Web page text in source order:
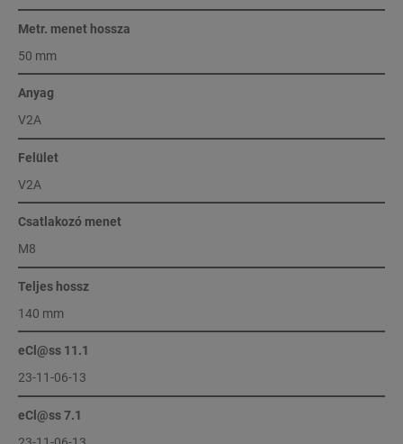
Metr. menet hossza
50 mm
Anyag
V2A
Felület
V2A
Csatlakozó menet
M8
Teljes hossz
140 mm
eCl@ss 11.1
23-11-06-13
eCl@ss 7.1